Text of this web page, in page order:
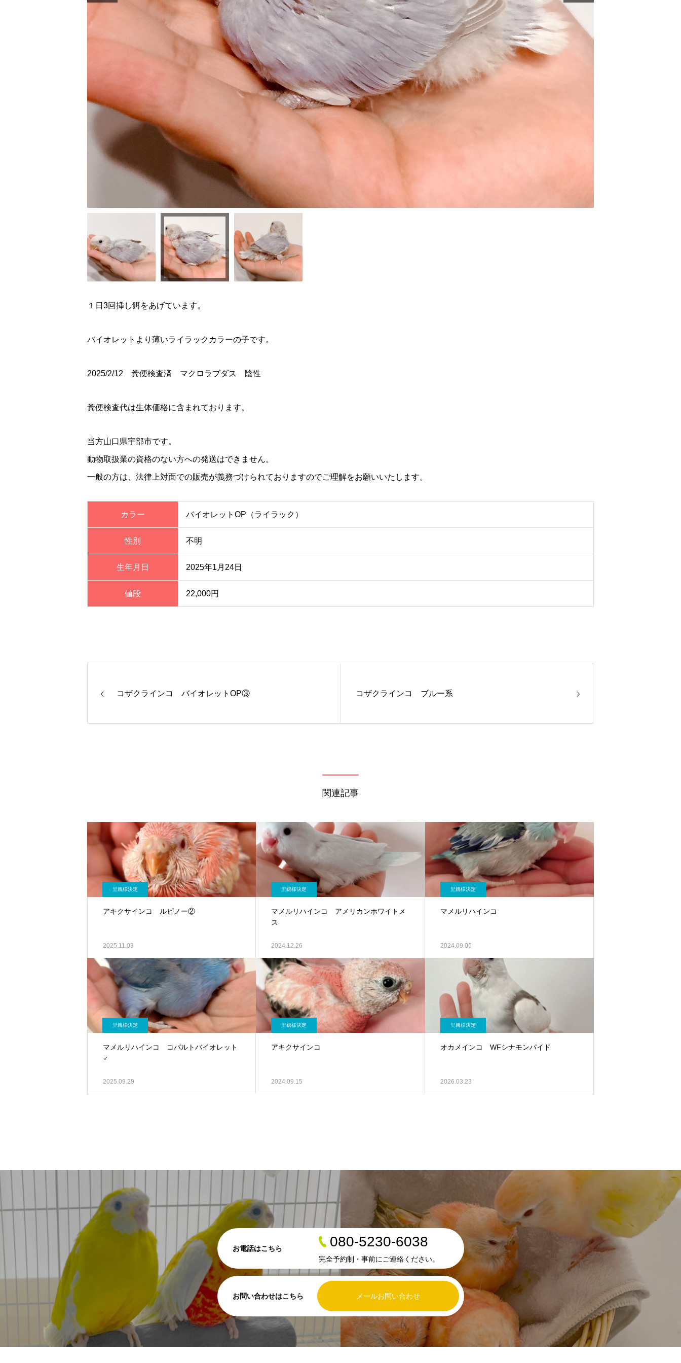
１日3回挿し餌をあげています。
バイオレットより薄いライラックカラーの子です。
2025/2/12 糞便検査済 マクロラブダス 陰性
糞便検査代は生体価格に含まれております。
当方山口県宇部市です。
動物取扱業の資格のない方への発送はできません。
一般の方は、法律上対面での販売が義務づけられておりますのでご理解をお願いいたします。
カラー バイオレットOP（ライラック）
性別 不明
生年月日 2025年1月24日
値段 22,000円
コザクラインコ バイオレットOP③ コザクラインコ ブルー系
関連記事
里親様決定
アキクサインコ ルビノー②
2025.11.03
里親様決定
マメルリハインコ アメリカンホワイトメ
ス
2024.12.26
里親様決定
マメルリハインコ
2024.09.06
里親様決定
マメルリハインコ コバルトバイオレット
♂
2025.09.29
里親様決定
アキクサインコ
2024.09.15
里親様決定
オカメインコ WFシナモンパイド
2026.03.23
お問い合わせはこちら メールお問い合わせ
お電話はこちら 080-5230-6038
完全予約制・事前にご連絡ください。